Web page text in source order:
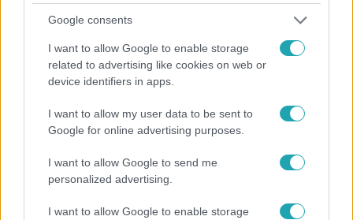
Google consents
I want to allow Google to enable storage
related to advertising like cookies on web or
device identifiers in apps.
I want to allow my user data to be sent to
Google for online advertising purposes.
I want to allow Google to send me
personalized advertising.
I want to allow Google to enable storage